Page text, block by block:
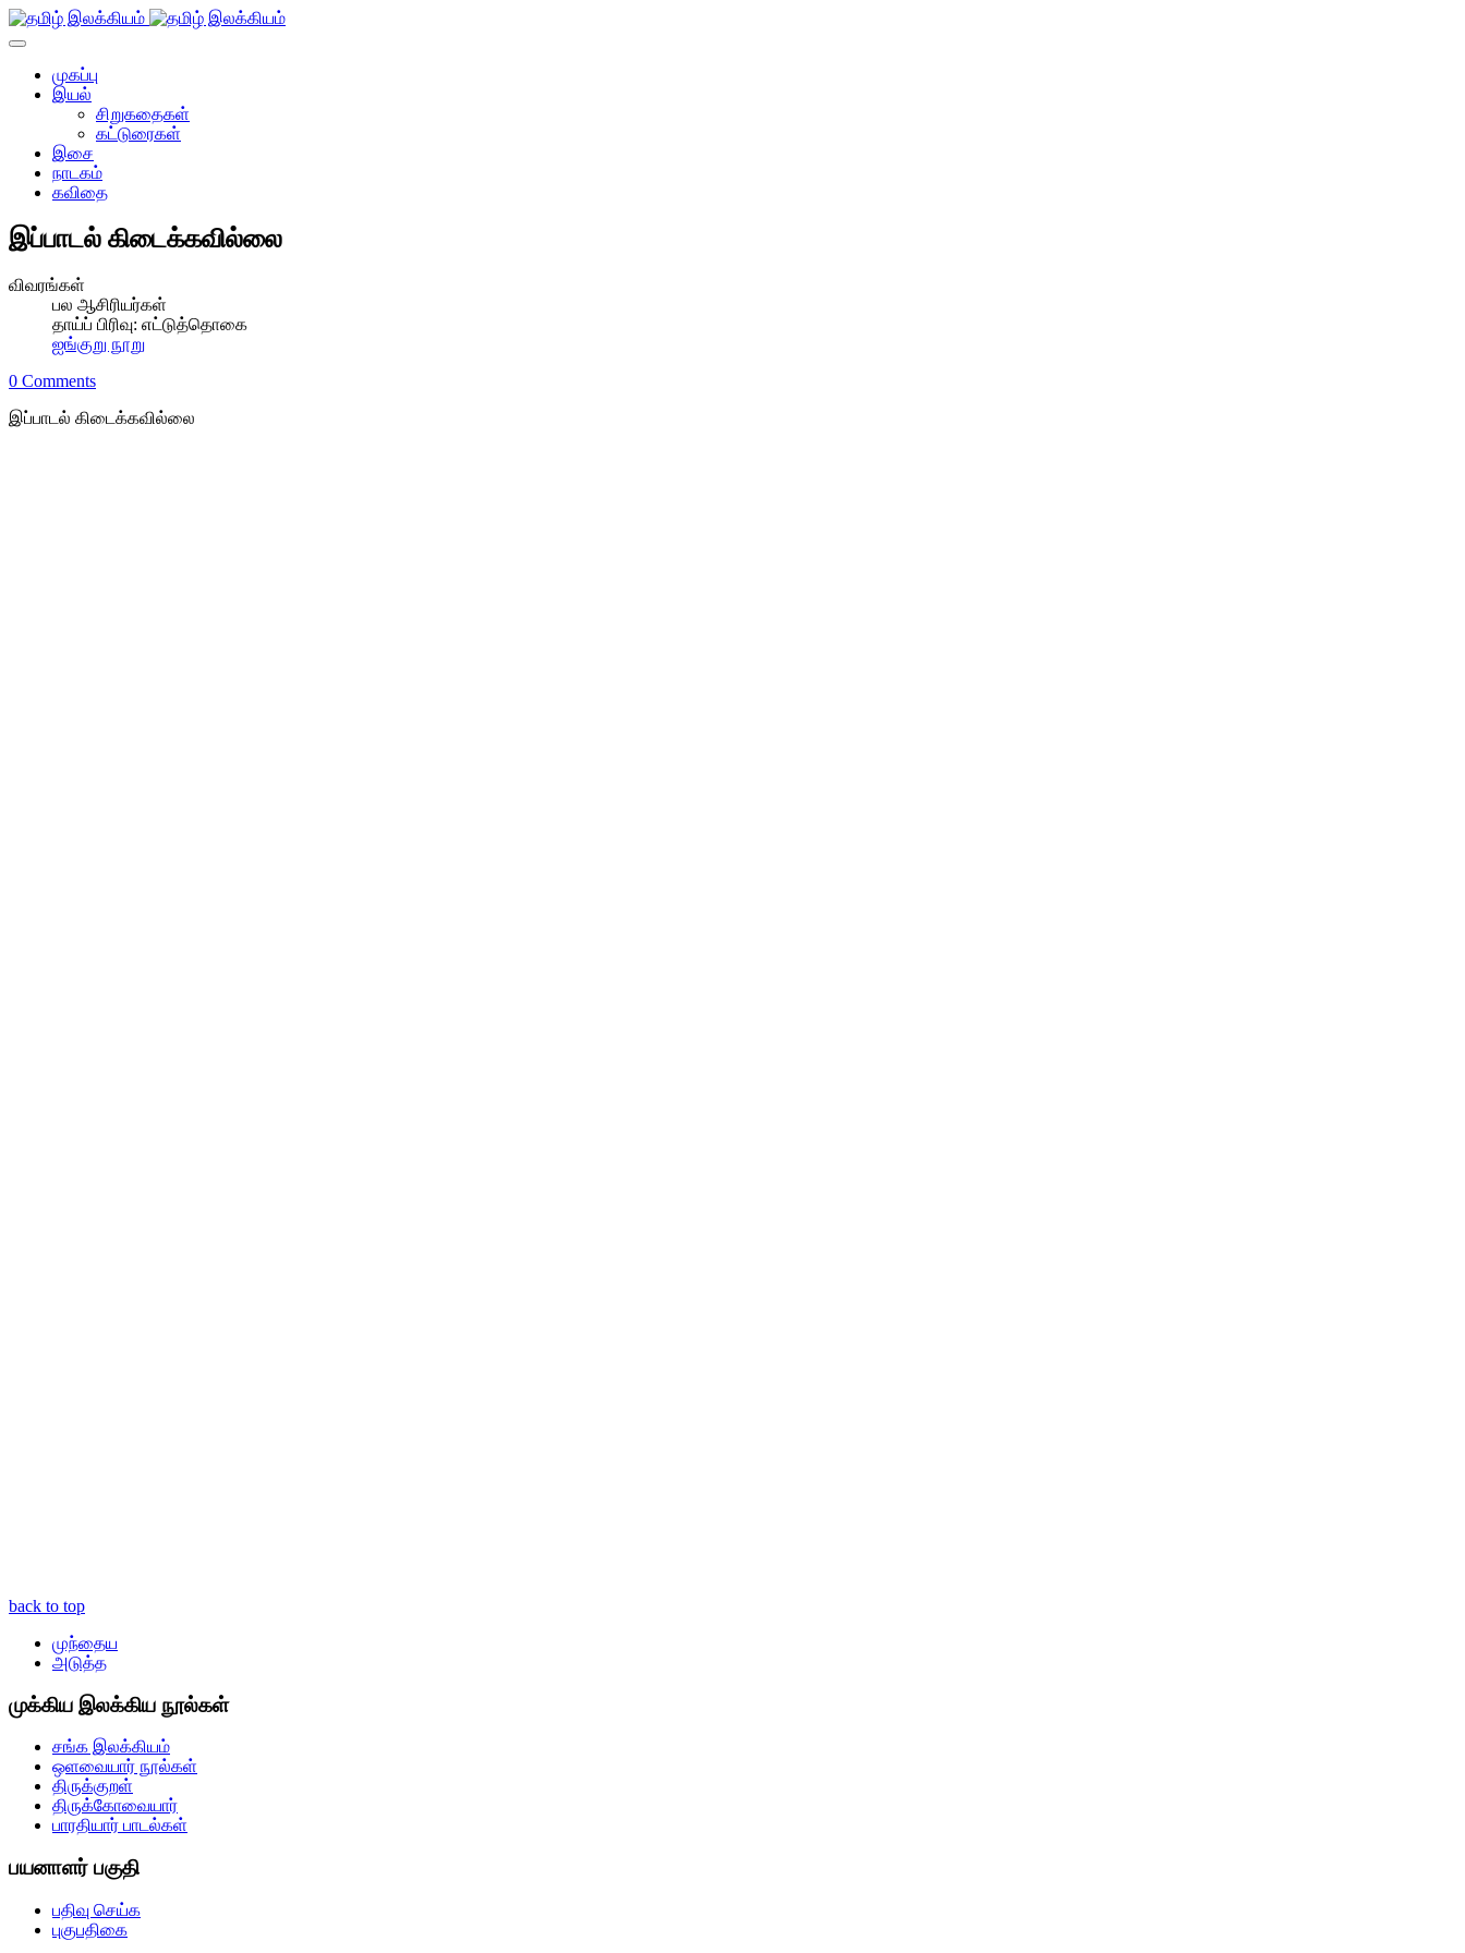
முகப்பு
இயல்
சிறுகதைகள்
கட்டுரைகள்
இசை
நாடகம்
கவிதை
இப்பாடல் கிடைக்கவில்லை
விவரங்கள்
பல ஆசிரியர்கள்
தாய்ப் பிரிவு: எட்டுத்தொகை
ஐங்குறு நூறு
0 Comments
இப்பாடல் கிடைக்கவில்லை
back to top
முந்தைய
அடுத்த
முக்கிய இலக்கிய நூல்கள்
சங்க இலக்கியம்
ஒளவையார் நூல்கள்
திருக்குறள்
திருக்கோவையார்
பாரதியார் பாடல்கள்
பயனாளர் பகுதி
பதிவு செய்க
புகுபதிகை